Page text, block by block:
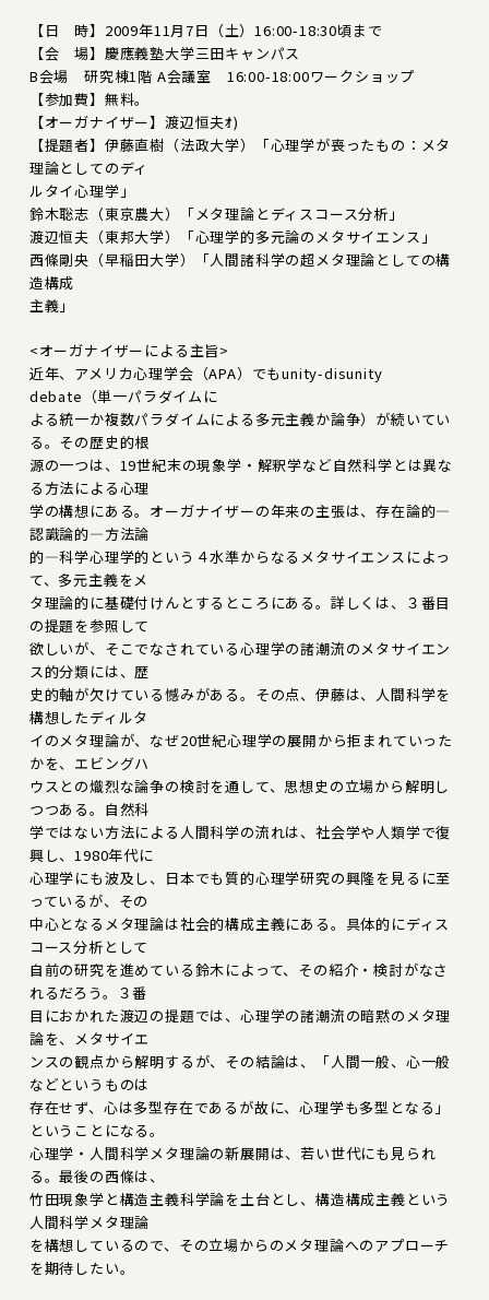
【日 時】2009年11月7日（土）16:00-18:30頃まで
【会 場】慶應義塾大学三田キャンパス
B会場 研究棟1階 A会議室 16:00-18:00ワークショップ
【参加費】無料。
【オーガナイザー】渡辺恒夫ｵ)
【提題者】伊藤直樹（法政大学）「心理学が喪ったもの：メタ
理論としてのディ
ルタイ心理学」
鈴木聡志（東京農大）「メタ理論とディスコース分析」
渡辺恒夫（東邦大学）「心理学的多元論のメタサイエンス」
西條剛央（早稲田大学）「人間諸科学の超メタ理論としての構
造構成
主義」
<オーガナイザーによる主旨>
近年、アメリカ心理学会（APA）でもunity-disunity
debate（単一パラダイムに
よる統一か複数パラダイムによる多元主義か論争）が続いてい
る。その歴史的根
源の一つは、19世紀末の現象学・解釈学など自然科学とは異な
る方法による心理
学の構想にある。オーガナイザーの年来の主張は、存在論的―
認識論的―方法論
的―科学心理学的という４水準からなるメタサイエンスによっ
て、多元主義をメ
タ理論的に基礎付けんとするところにある。詳しくは、３番目
の提題を参照して
欲しいが、そこでなされている心理学の諸潮流のメタサイエン
ス的分類には、歴
史的軸が欠けている憾みがある。その点、伊藤は、人間科学を
構想したディルタ
イのメタ理論が、なぜ20世紀心理学の展開から拒まれていった
かを、エビングハ
ウスとの熾烈な論争の検討を通して、思想史の立場から解明し
つつある。自然科
学ではない方法による人間科学の流れは、社会学や人類学で復
興し、1980年代に
心理学にも波及し、日本でも質的心理学研究の興隆を見るに至
っているが、その
中心となるメタ理論は社会的構成主義にある。具体的にディス
コース分析として
自前の研究を進めている鈴木によって、その紹介・検討がなさ
れるだろう。３番
目におかれた渡辺の提題では、心理学の諸潮流の暗黙のメタ理
論を、メタサイエ
ンスの観点から解明するが、その結論は、「人間一般、心一般
などというものは
存在せず、心は多型存在であるが故に、心理学も多型となる」
ということになる。
心理学・人間科学メタ理論の新展開は、若い世代にも見られ
る。最後の西條は、
竹田現象学と構造主義科学論を土台とし、構造構成主義という
人間科学メタ理論
を構想しているので、その立場からのメタ理論へのアプローチ
を期待したい。